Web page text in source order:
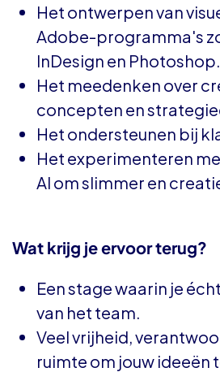
Het ontwerpen van
Adobe-programma's
InDesign en Photoshop.
Het meedenken over
concepten en
Het ondersteunen bij
Het experimenteren
AI om slimmer en
Wat krijg je ervoor terug?
Een stage waarin je
van het team.
Veel vrijheid,
ruimte om jouw ideeën